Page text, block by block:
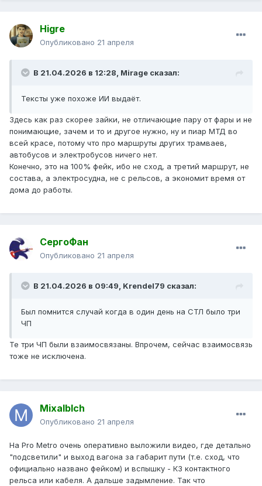
Higre
Опубликовано 21 апреля
В 21.04.2026 в 12:28, Mirage сказал:
Тексты уже похоже ИИ выдаёт.
Здесь как раз скорее зайки, не отличающие пару от фары и не
понимающие, зачем и то и другое нужно, ну и пиар МТД во
всей красе, потому что про маршруты других трамваев,
автобусов и электробусов ничего нет.
Конечно, это на 100% фейк, ибо не сход, а третий маршрут, не
состава, а электросудна, не с рельсов, а экономит время от
дома до работы.
СергоФан
Опубликовано 21 апреля
В 21.04.2026 в 09:49, Krendel79 сказал:
Был помнится случай когда в один день на СТЛ было три
ЧП
Те три ЧП были взаимосвязаны. Впрочем, сейчас взаимосвязь
тоже не исключена.
Mixalblch
Опубликовано 21 апреля
На Pro Metro очень оперативно выложили видео, где детально
"подсветили" и выход вагона за габарит пути (т.е. сход, что
официально названо фейком) и вспышку - КЗ контактного
рельса или кабеля. А дальше задымление. Так что